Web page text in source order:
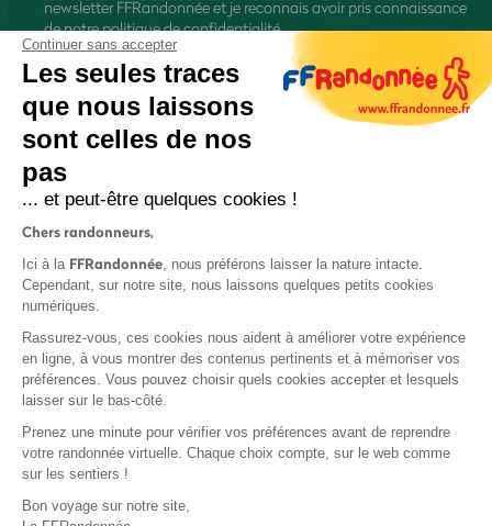
newsletter FFRandonnée et je reconnais avoir pris connaissance
denotre politique de confidentialité
Protection des données
Politique de confidentialité
Continuer sans accepter
Les seules traces
que nous laissons
sont celles de nos
pas
... et peut-être quelques cookies !
Chers randonneurs,
Ici à la FFRandonnée, nous préférons laisser la nature intacte.
Cependant, sur notre site, nous laissons quelques petits cookies
numériques.
Rassurez-vous, ces cookies nous aident à améliorer votre expérience
en ligne, à vous montrer des contenus pertinents et à mémoriser vos
préférences. Vous pouvez choisir quels cookies accepter et lesquels
laisser sur le bas-côté.
Prenez une minute pour vérifier vos préférences avant de reprendre
votre randonnée virtuelle. Chaque choix compte, sur le web comme
sur les sentiers !
Bon voyage sur notre site,